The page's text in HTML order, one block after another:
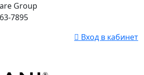
Group
7895
Вход в кабинет